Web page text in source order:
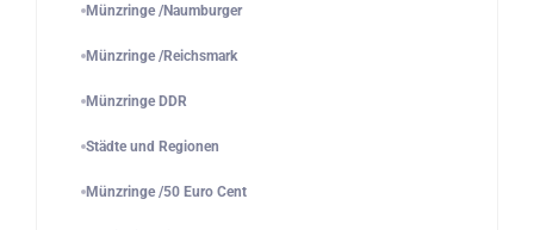
Münzringe /Naumburger
Münzringe /Reichsmark
Münzringe DDR
Städte und Regionen
Münzringe /50 Euro Cent